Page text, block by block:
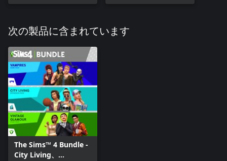
次の製品に含まれています
The Sims™ 4 Bundle -
City Living、